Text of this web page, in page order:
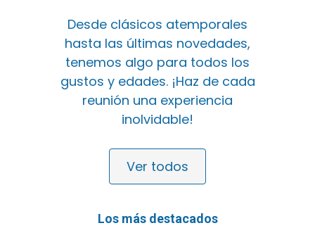
Desde clásicos atemporales
hasta las últimas novedades,
tenemos algo para todos los
gustos y edades. ¡Haz de cada
reunión una experiencia
inolvidable!
Ver todos
Los más destacados